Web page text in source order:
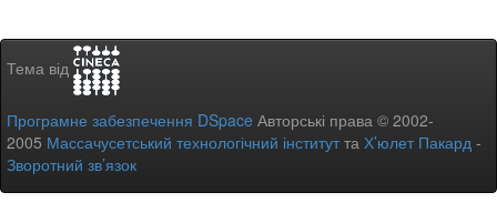
Тема від
Програмне забезпечення DSpace Авторські права © 2002-
2005 Массачусетський технологічний інститутта Х’юлет Пакард -
Зворотний зв’язок